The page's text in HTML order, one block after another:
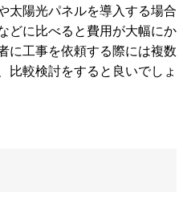
太陽光パネルを導入する場合
どに比べると費用が大幅にか
に工事を依頼する際には複数
比較検討をすると良いでしょ